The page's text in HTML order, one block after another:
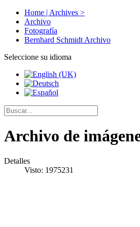
Home | Archives >
Archivo
Fotografía
Bernhard Schmidt Archivo
Seleccione su idioma
Archivo de
Detalles
Visto: 1975231